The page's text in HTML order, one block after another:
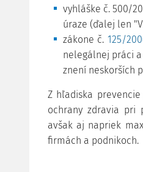
vyhláške č. 500/
úraze (ďalej len
zákone č. 125/
nelegálnej práci
znení neskorších
Z hľadiska
ochrany zdravia pri
avšak aj napriek
firmách a podnikoch.